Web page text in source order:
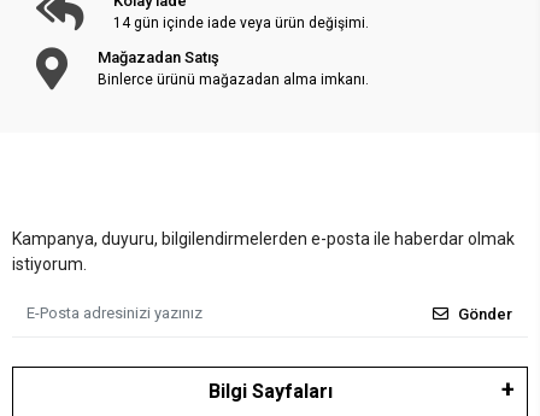
14 gün içinde iade veya ürün değişimi.
Mağazadan Satış
Binlerce ürünü mağazadan alma imkanı.
Kampanya, duyuru, bilgilendirmelerden e-posta ile haberdar olmak
istiyorum.
Gönder
Bilgi Sayfaları